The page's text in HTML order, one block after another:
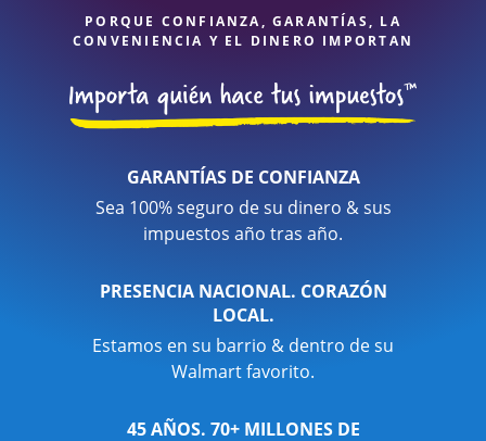
PORQUE CONFIANZA, GARANTÍAS, LA
CONVENIENCIA Y EL DINERO IMPORTAN
GARANTÍAS DE CONFIANZA
Sea 100% seguro de su dinero & sus
impuestos año tras año.
PRESENCIA NACIONAL. CORAZÓN
LOCAL.
Estamos en su barrio & dentro de su
Walmart favorito.
45 AÑOS. 70+ MILLONES DE